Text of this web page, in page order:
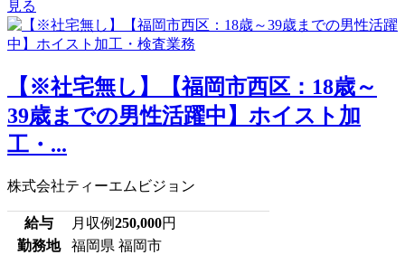
見る
【※社宅無し】【福岡市西区：18歳～
39歳までの男性活躍中】ホイスト加
工・...
株式会社ティーエムビジョン
給与 月収例250,000円
勤務地
福岡県 福岡市